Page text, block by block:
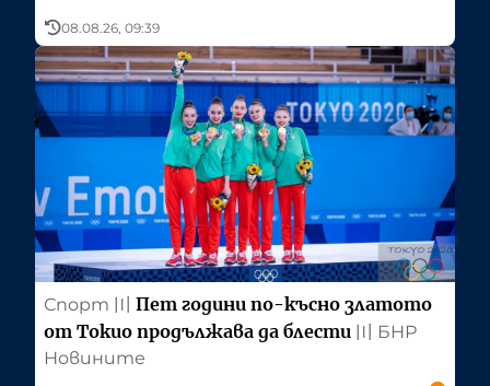
08.08.26, 09:39
Спорт 〣 Пет години по-късно златото
от Токио продължава да блести 〣
БНР
Новините